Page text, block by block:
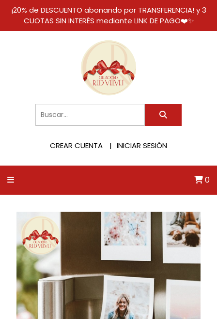
¡20% de DESCUENTO abonando por TRANSFERENCIA! y 3
CUOTAS SIN INTERÉS mediante LINK DE PAGO❤️✨
CREAR CUENTA INICIAR SESIÓN
0